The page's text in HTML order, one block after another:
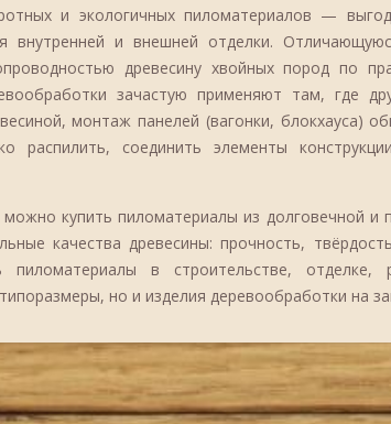
и экологичных пиломатериалов —
внутренней и внешней отделки.
древесину хвойных пород по
зачастую применяют там, где
монтаж панелей (вагонки, блокхауса)
распилить, соединить элементы
можно купить пиломатериалы из долговечной
качества древесины: прочность,
пиломатериалы в строительстве,
но и изделия деревообработки на